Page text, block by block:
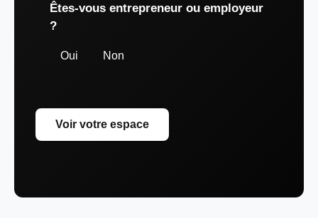
Êtes-vous entrepreneur ou employeur
?
Oui Non
Voir votre espace